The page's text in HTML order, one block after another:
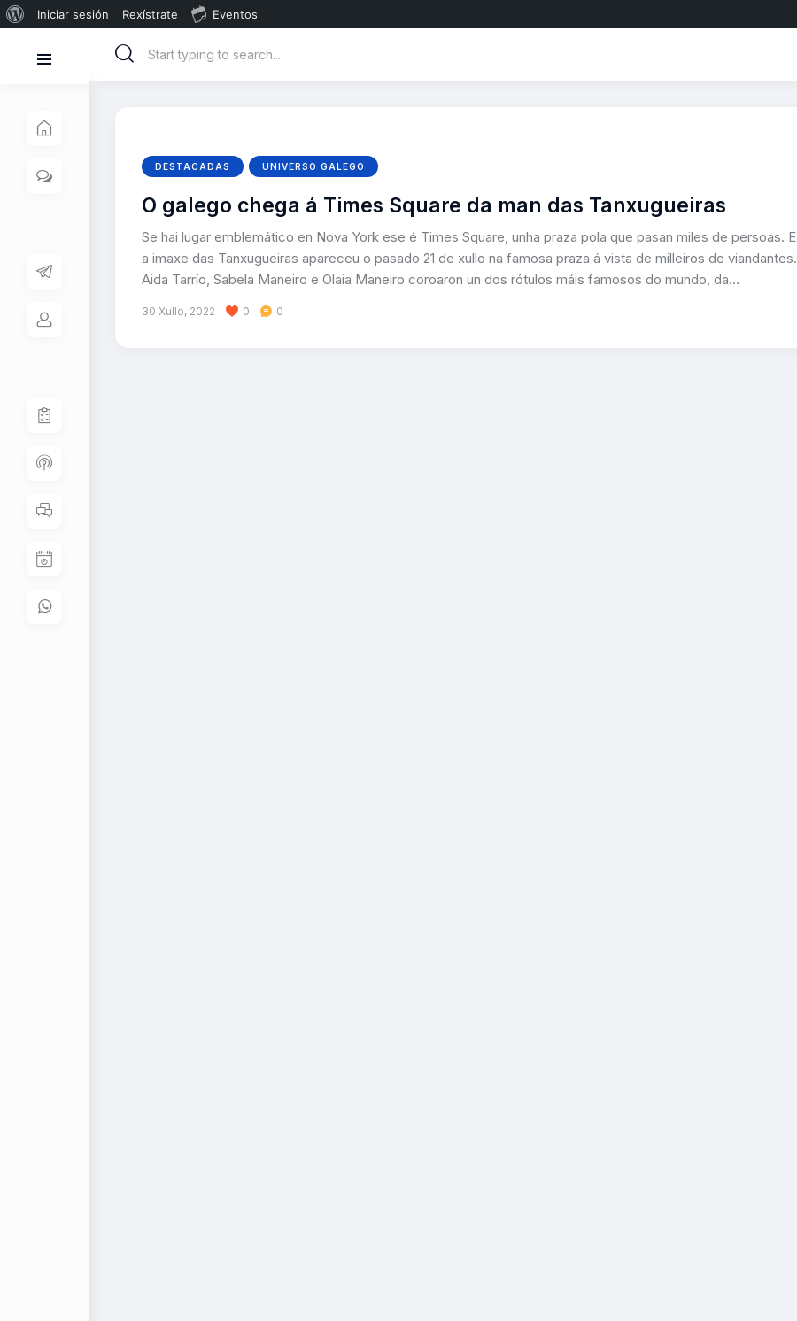
Iniciar sesión Rexístrate Eventos
DESTACADAS UNIVERSO GALEGO
O galego chega á Times Square da man das Tanxugueiras
Se hai lugar emblemático en Nova York ese é Times Square, unha praza pola que pasan miles de persoas. E
a imaxe das Tanxugueiras apareceu o pasado 21 de xullo na famosa praza á vista de milleiros de viandantes.
Aida Tarrío, Sabela Maneiro e Olaia Maneiro coroaron un dos rótulos máis famosos do mundo, da…
30 Xullo, 2022 0 0